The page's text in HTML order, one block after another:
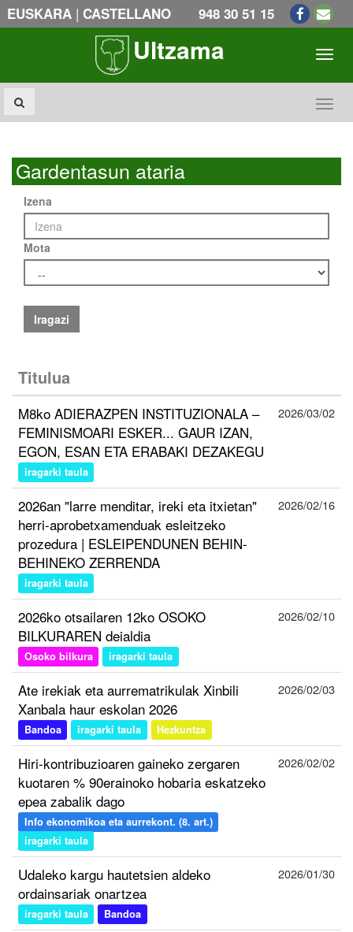
EUSKARA | CASTELLANO 948 30 51 15
Ultzama
Gardentasun ataria
Izena
Mota
Iragazi
Titulua
M8ko ADIERAZPEN INSTITUZIONALA –
FEMINISMOARI ESKER... GAUR IZAN,
EGON, ESAN ETA ERABAKI DEZAKEGU
iragarki taula
2026/03/02
2026an "larre menditar, ireki eta itxietan"
herri-aprobetxamenduak esleitzeko
prozedura | ESLEIPENDUNEN BEHIN-
BEHINEKO ZERRENDA
iragarki taula
2026/02/16
2026ko otsailaren 12ko OSOKO
BILKURAREN deialdia
Osoko bilkura iragarki taula
2026/02/10
Ate irekiak eta aurrematrikulak Xinbili
Xanbala haur eskolan 2026
Bandoa iragarki taula Hezkuntza
2026/02/03
Hiri-kontribuzioaren gaineko zergaren
kuotaren % 90erainoko hobaria eskatzeko
epea zabalik dago
Info ekonomikoa eta aurrekont. (8. art.)
iragarki taula
2026/02/02
Udaleko kargu hautetsien aldeko
ordainsariak onartzea
iragarki taula Bandoa
2026/01/30